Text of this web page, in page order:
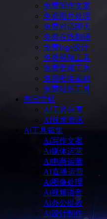
免费写作文案
免费图片处理
免费对话聊天
免费在线翻译
免费logo设计
免费视频工具
免费音频工具
免费图库素材
免费站长工具
每日尝鲜
AI工具分享
AI技术资讯
Ai工具箱集
Ai写作文案
Ai媒体运营
Ai电商运营
AI直播运营
Ai图像处理
Ai视频语音
Ai办公提效
Ai设计制作